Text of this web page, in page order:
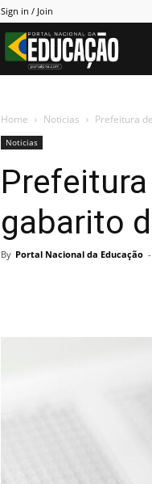
Sign in / Join
Home Noticias Prefeitura
Noticias
gabarito
By Portal Nacional da Educação -